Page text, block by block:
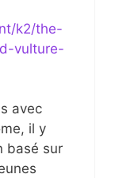
k2/the-
vulture-
avec
il y
basé sur